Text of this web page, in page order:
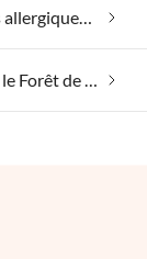
Convient aux personnes allergiques dans le Forêt de Franconie
Emplacement isolé dans le Forêt de Franconie